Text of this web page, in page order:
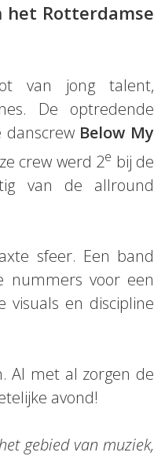
Rotterdamse
van jong talent,
De optredende
danscrew Below My
crew werd 2e bij de
van de allround
sfeer. Een band
nummers voor een
visuals en discipline
Al met al zorgen de
avond!
gebied van muziek,